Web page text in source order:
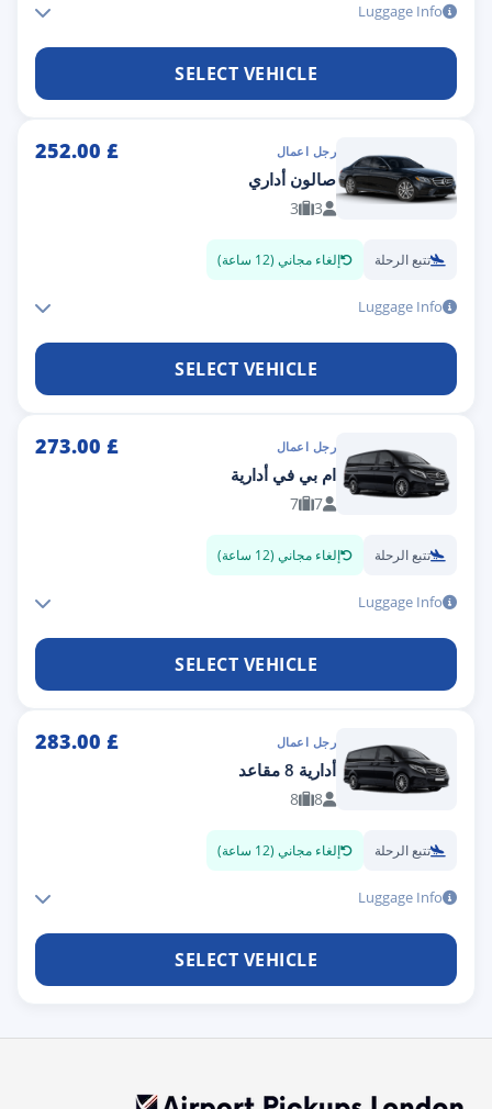
Luggage Info
SELECT VEHICLE
رجل اعمال £
252.00
صالون أداري
3
3
تتبع الرحلة إلغاء مجاني (12 ساعة)
Luggage Info
SELECT VEHICLE
رجل اعمال £
273.00
ام بي في أدارية
7
7
تتبع الرحلة إلغاء مجاني (12 ساعة)
Luggage Info
SELECT VEHICLE
رجل اعمال £
283.00
أدارية 8 مقاعد
8
8
تتبع الرحلة إلغاء مجاني (12 ساعة)
Luggage Info
SELECT VEHICLE